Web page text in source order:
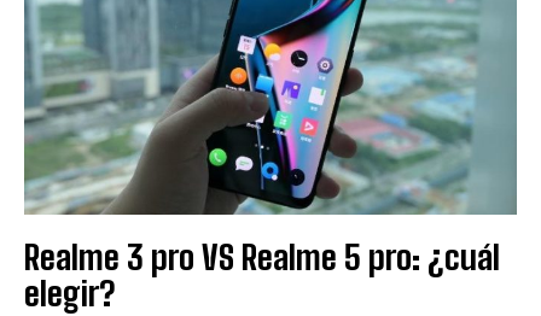
Realme 3 pro VS Realme 5 pro: ¿cuál
elegir?